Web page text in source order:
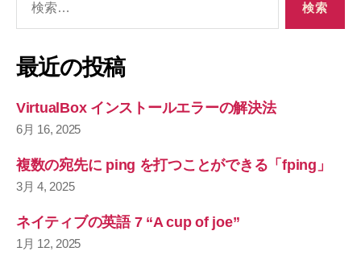
象
最近の投稿
VirtualBox インストールエラーの解決法
6月 16, 2025
複数の宛先に ping を打つことができる「fping」
3月 4, 2025
ネイティブの英語 7 “A cup of joe”
1月 12, 2025